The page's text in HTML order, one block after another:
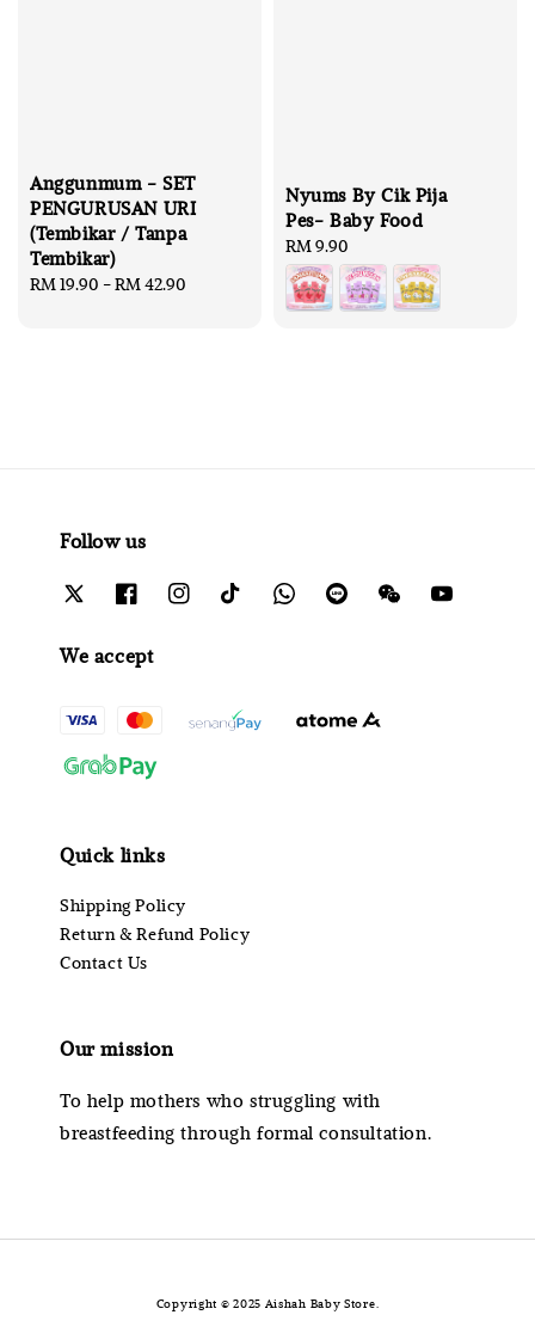
Anggunmum - SET
PENGURUSAN URI
(Tembikar / Tanpa
Tembikar)
Regular
RM 19.90 -RM 42.90
Nyums By Cik Pija
Pes- Baby Food
Regular
price
RM 9.90
Follow us
We accept
Quick links
Shipping Policy
Return & Refund Policy
Contact Us
Our mission
To help mothers who struggling with
breastfeeding through formal consultation.
Copyright © 2025 Aishah Baby Store.